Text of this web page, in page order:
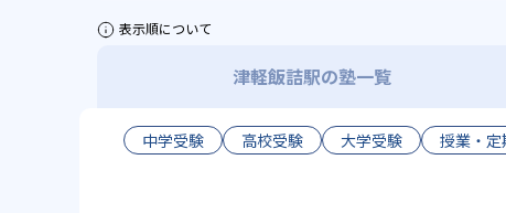
表示順について
津軽飯詰駅の塾一覧
中学受験 高校受験 大学受験 授業・